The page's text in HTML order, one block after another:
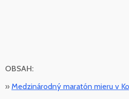
OBSAH:
» Medzinárodný maratón mieru v